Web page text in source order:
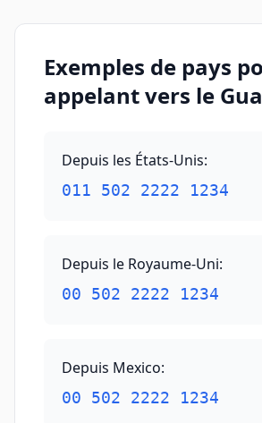
Exemples de pays
appelant vers le
Depuis les États-Unis:
011 502 2222 1234
Depuis le Royaume-Uni:
00 502 2222 1234
Depuis Mexico:
00 502 2222 1234